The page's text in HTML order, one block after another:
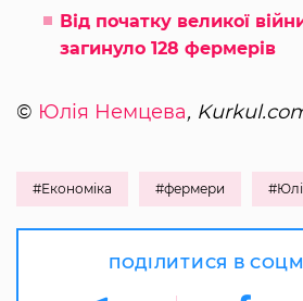
Від початку великої
загинуло 128 фермерів
© Юлія Немцева,
#Економіка #фермери
ПОДІЛИТИСЯ В